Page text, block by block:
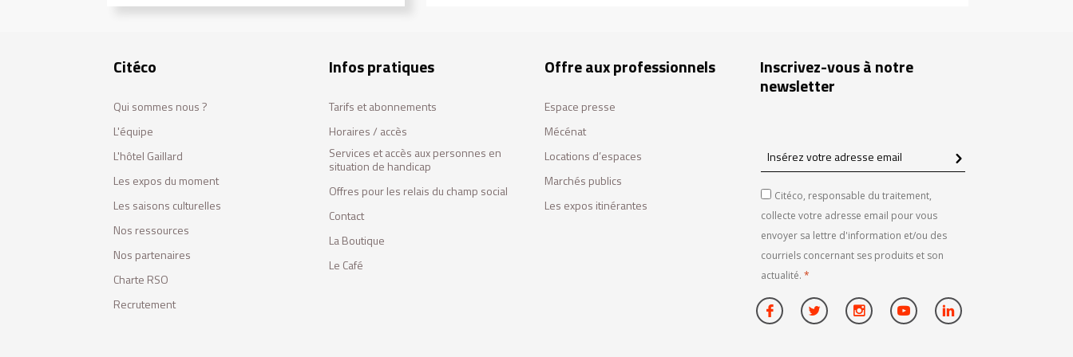
Citéco
Qui sommes nous ?
L'équipe
L'hôtel Gaillard
Les expos du moment
Les saisons culturelles
Nos ressources
Nos partenaires
Charte RSO
Recrutement
Infos pratiques
Tarifs et abonnements
Horaires / accès
Services et accès aux personnes en
situation de handicap
Offres pour les relais du champ social
Contact
La Boutique
Le Café
Offre aux professionnels
Espace presse
Mécénat
Locations d’espaces
Marchés publics
Les expos itinérantes
Inscrivez-vous à notre
newsletter
Insérez
votre
adresse
email
Citéco, responsable du traitement,
collecte votre adresse email pour vous
envoyer sa lettre d'information et/ou des
courriels concernant ses produits et son
actualité. *